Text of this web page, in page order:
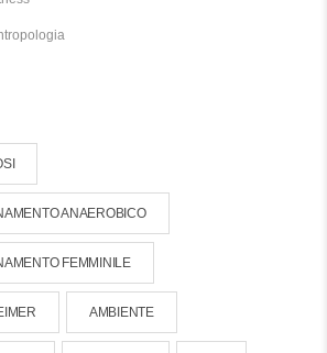
ANAEROBICO
FEMMINILE
AMBIENTE